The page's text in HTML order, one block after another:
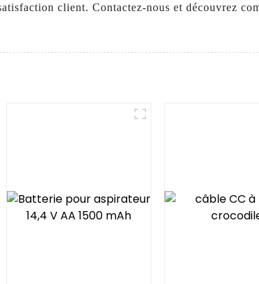
client. Contactez-nous et découvrez